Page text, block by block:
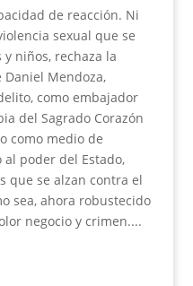
de reacción. Ni
sexual que se
niños, rechaza la
Mendoza,
como embajador
del Sagrado Corazón
como medio de
poder del Estado,
que se alzan contra el
sea, ahora robustecido
negocio y crimen....